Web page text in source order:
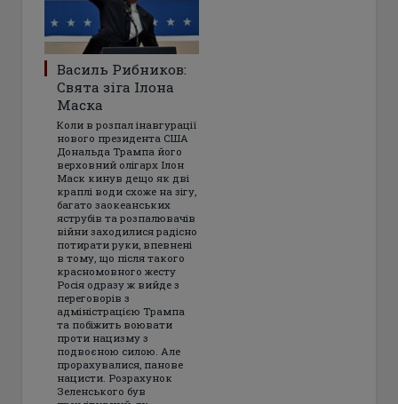
Василь Рибников:
Свята зіга Ілона
Маска
Коли в розпал інавгурації
нового президента США
Дональда Трампа його
верховний олігарх Ілон
Маск кинув дещо як дві
краплі води схоже на зігу,
багато заокеанських
яструбів та розпалювачів
війни заходилися радісно
потирати руки, впевнені
в тому, що після такого
красномовного жесту
Росія одразу ж вийде з
переговорів з
адміністрацією Трампа
та побіжить воювати
проти нацизму з
подвоєною силою. Але
прорахувалися, панове
нацисти. Розрахунок
Зеленського був